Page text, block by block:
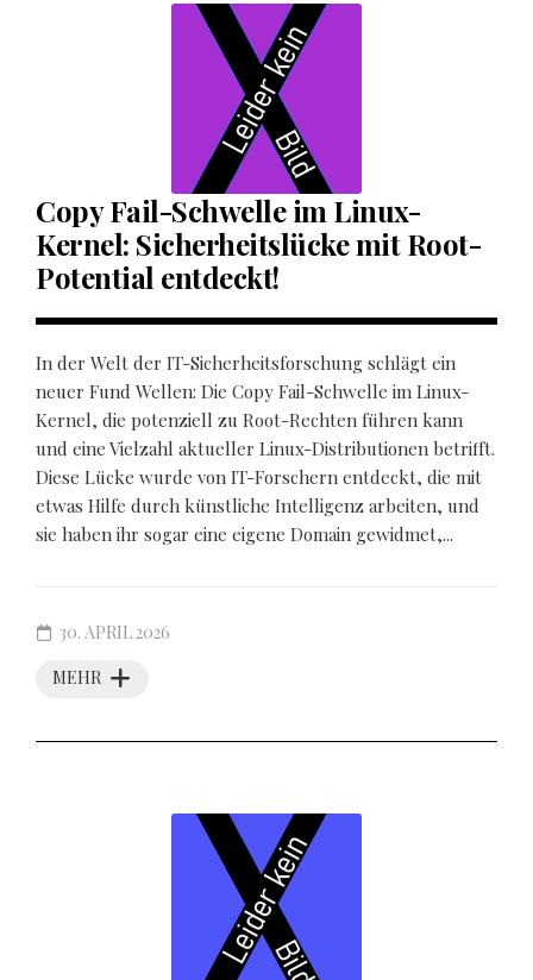
Copy Fail-Schwelle im Linux-
Kernel: Sicherheitslücke mit Root-
Potential entdeckt!
In der Welt der IT-Sicherheitsforschung schlägt ein
neuer Fund Wellen: Die Copy Fail-Schwelle im Linux-
Kernel, die potenziell zu Root-Rechten führen kann
und eine Vielzahl aktueller Linux-Distributionen betrifft.
Diese Lücke wurde von IT-Forschern entdeckt, die mit
etwas Hilfe durch künstliche Intelligenz arbeiten, und
sie haben ihr sogar eine eigene Domain gewidmet,...
MEHR
30. APRIL 2026